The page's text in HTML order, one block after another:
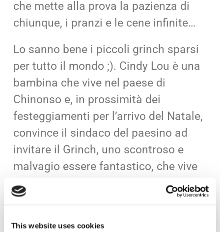
This website uses cookies
che mette alla prova la pazienza di
chiunque, i pranzi e le cene infinite…
Lo sanno bene i piccoli grinch sparsi
per tutto il mondo ;). Cindy Lou è una
bambina che vive nel paese di
Chinonso e, in prossimità dei
festeggiamenti per l’arrivo del Natale,
convince il sindaco del paesino ad
invitare il Grinch, uno scontroso e
malvagio essere fantastico, che vive
con gli oggetti presi dalla discarica.